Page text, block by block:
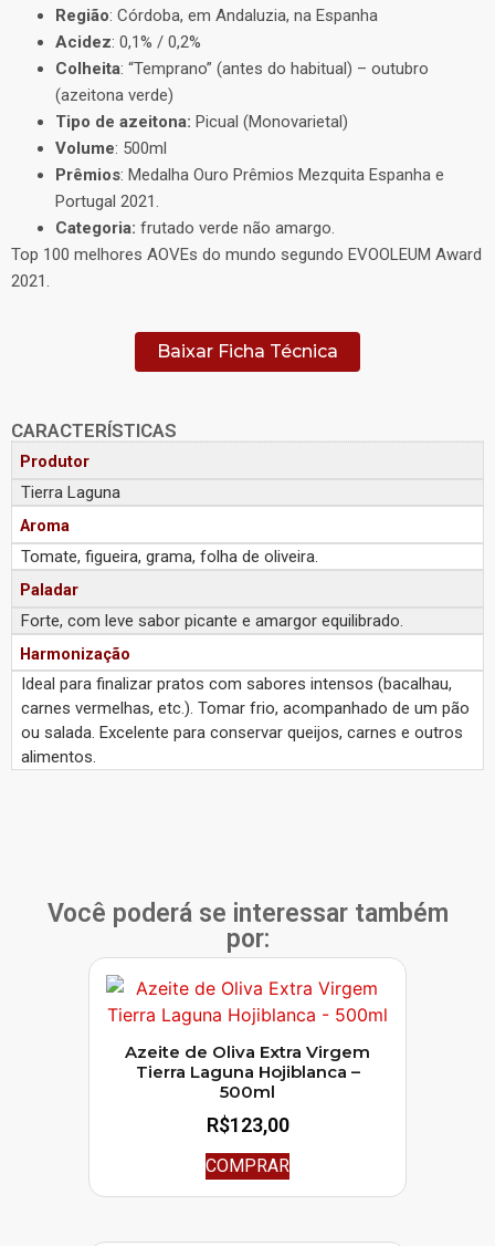
Região: Córdoba, em Andaluzia, na Espanha
Acidez: 0,1% / 0,2%
Colheita: “Temprano” (antes do habitual) – outubro
(azeitona verde)
Tipo de azeitona: Picual (Monovarietal)
Volume: 500ml
Prêmios: Medalha Ouro Prêmios Mezquita Espanha e
Portugal 2021.
Categoria: frutado verde não amargo.
Top 100 melhores AOVEs do mundo segundo EVOOLEUM Award
2021.
Baixar Ficha Técnica
CARACTERÍSTICAS
Produtor
Tierra Laguna
Aroma
Tomate, figueira, grama, folha de oliveira.
Paladar
Forte, com leve sabor picante e amargor equilibrado.
Harmonização
Ideal para finalizar pratos com sabores intensos (bacalhau,
carnes vermelhas, etc.). Tomar frio, acompanhado de um pão
ou salada. Excelente para conservar queijos, carnes e outros
alimentos.
Você poderá se interessar também
por:
Azeite de Oliva Extra Virgem
Tierra Laguna Hojiblanca –
500ml
R$123,00
COMPRAR